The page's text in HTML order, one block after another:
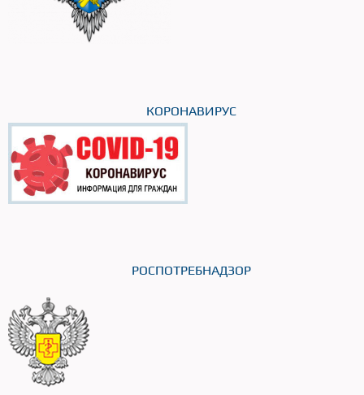
КОРОНАВИРУС
РОСПОТРЕБНАДЗОР